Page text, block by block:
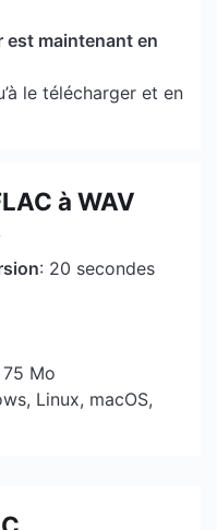
est maintenant en
le télécharger et en
à WAV
: 20 secondes
75 Mo
Linux, macOS,